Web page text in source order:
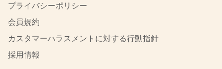
プライバシーポリシー
会員規約
カスタマーハラスメントに対する行動指針
採用情報